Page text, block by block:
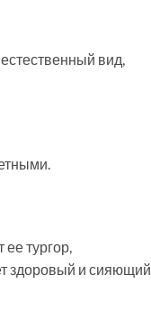
вид,
тургор,
здоровый и сияющий